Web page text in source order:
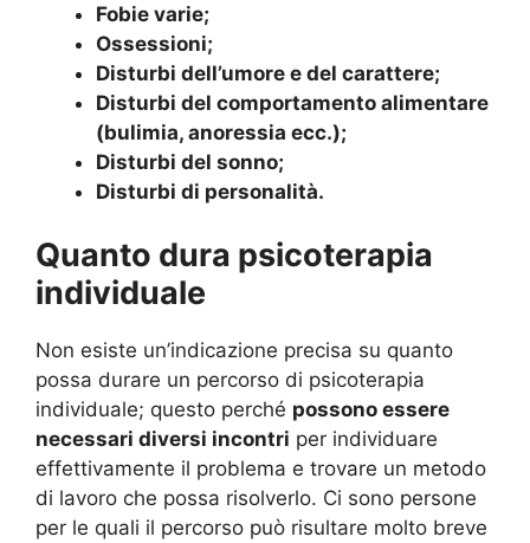
Fobie varie;
Ossessioni;
Disturbi dell’umore e del carattere;
Disturbi del comportamento alimentare
(bulimia, anoressia ecc.);
Disturbi del sonno;
Disturbi di personalità.
Quanto dura psicoterapia
individuale
Non esiste un’indicazione precisa su quanto
possa durare un percorso di psicoterapia
individuale; questo perché possono essere
necessari diversi incontri per individuare
effettivamente il problema e trovare un metodo
di lavoro che possa risolverlo. Ci sono persone
per le quali il percorso può risultare molto breve